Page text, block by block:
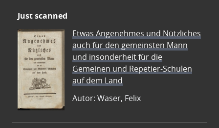
Just scanned
Etwas Angenehmes und Nützliches
auch für den gemeinsten Mann
und insonderheit für die
Gemeinen und Repetier-Schulen
auf dem Land
Autor: Waser, Felix